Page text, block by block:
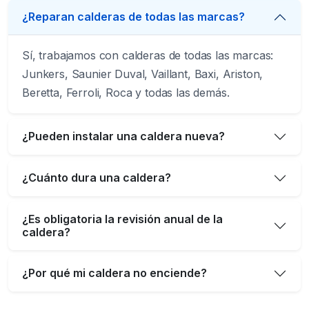
¿Reparan calderas de todas las marcas?
Sí, trabajamos con calderas de todas las marcas:
Junkers, Saunier Duval, Vaillant, Baxi, Ariston,
Beretta, Ferroli, Roca y todas las demás.
¿Pueden instalar una caldera nueva?
¿Cuánto dura una caldera?
¿Es obligatoria la revisión anual de la
caldera?
¿Por qué mi caldera no enciende?